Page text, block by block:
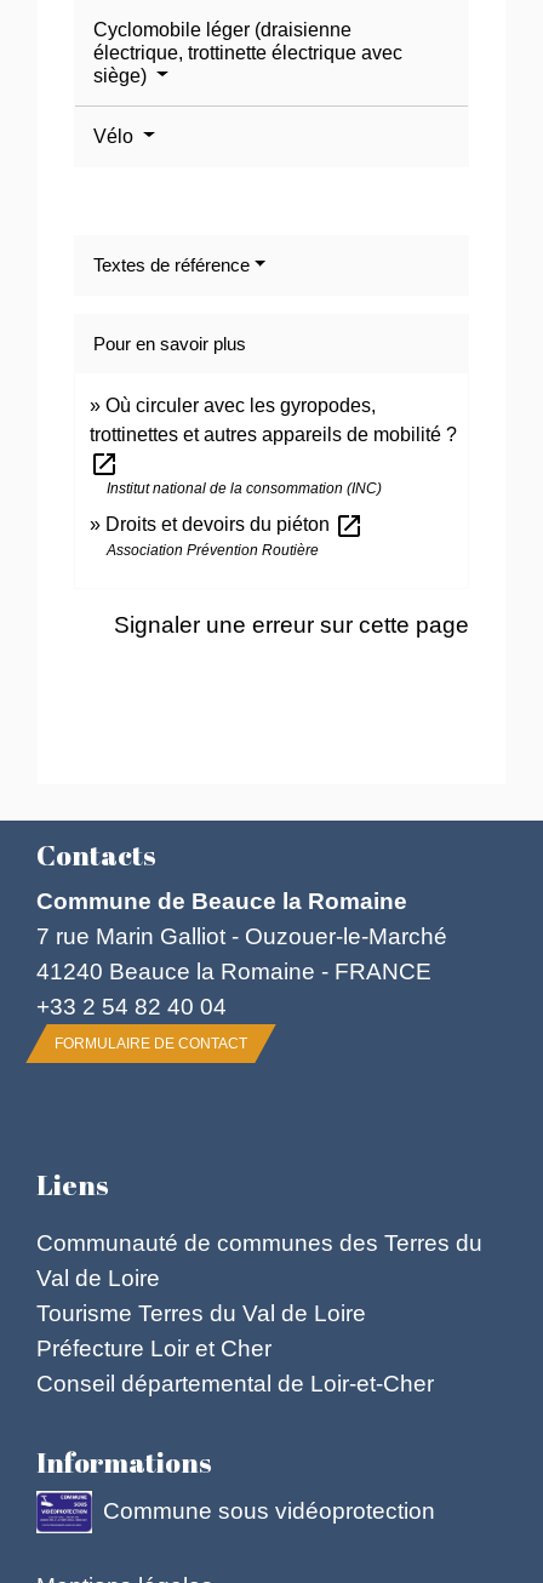
Cyclomobile léger (draisienne
électrique, trottinette électrique avec
siège)
Vélo
Textes de référence
Pour en savoir plus
Où circuler avec les gyropodes,
trottinettes et autres appareils de mobilité ?
open_in_new
Institut national de la consommation (INC)
Droits et devoirs du piéton open_in_new
Association Prévention Routière
Signaler une erreur sur cette page
Contacts
Commune de Beauce la Romaine
7 rue Marin Galliot - Ouzouer-le-Marché
41240 Beauce la Romaine - FRANCE
+33 2 54 82 40 04
FORMULAIRE DE CONTACT
Liens
Communauté de communes des Terres du
Val de Loire
Tourisme Terres du Val de Loire
Préfecture Loir et Cher
Conseil départemental de Loir-et-Cher
Informations
Commune sous vidéoprotection